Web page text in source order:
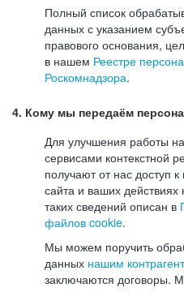
Полный список
данных с указанием
правового основания,
в нашем Реестре
Роскомнадзора.
4. Кому мы передаём
Для улучшения работы
сервисами контекстной
получают от нас доступ
сайта и ваших
таких сведений описан в
файлов cookie.
Мы можем поручить
данных нашим
заключаются договоры.